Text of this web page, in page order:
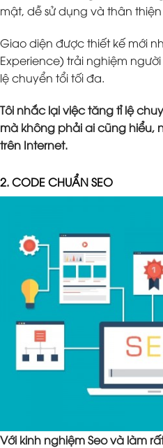
mật, dễ sử dụng và thân
Giao diện được thiết kế mới
Experience) trải nghiệm
lệ chuyển tổi tối đa.
Tôi nhắc lại việc tăng tỉ lệ
mà không phải ai cũng hiểu,
trên Internet.
2. CODE CHUẨN SEO
Với kinh nghiệm Seo và làm